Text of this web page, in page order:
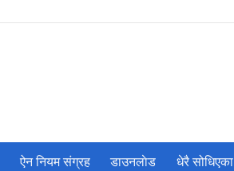
ऐन नियम संग्रह डाउनलाेड धेरै सोधिएका